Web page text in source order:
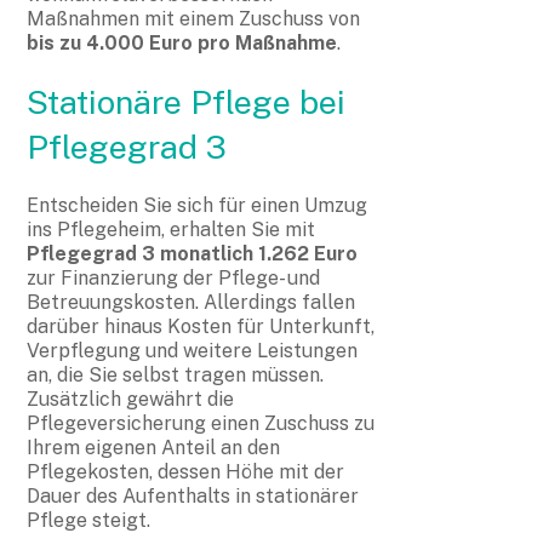
Maßnahmen mit einem Zuschuss von
bis zu 4.000 Euro pro Maßnahme.
Stationäre Pflege bei
Pflegegrad 3
Entscheiden Sie sich für einen Umzug
ins Pflegeheim, erhalten Sie mit
Pflegegrad 3 monatlich 1.262 Euro
zur Finanzierung der Pflege- und
Betreuungskosten. Allerdings fallen
darüber hinaus Kosten für Unterkunft,
Verpflegung und weitere Leistungen
an, die Sie selbst tragen müssen.
Zusätzlich gewährt die
Pflegeversicherung einen Zuschuss zu
Ihrem eigenen Anteil an den
Pflegekosten, dessen Höhe mit der
Dauer des Aufenthalts in stationärer
Pflege steigt.